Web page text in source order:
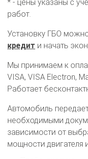
О автосервисе
* - цены указаны с
работ.
Установку ГБО
кредит и начать
Мы принимаем к
VISA, VISA Electron,
Работает
Автомобиль
необходимыми
зависимости от
мощности двигателя